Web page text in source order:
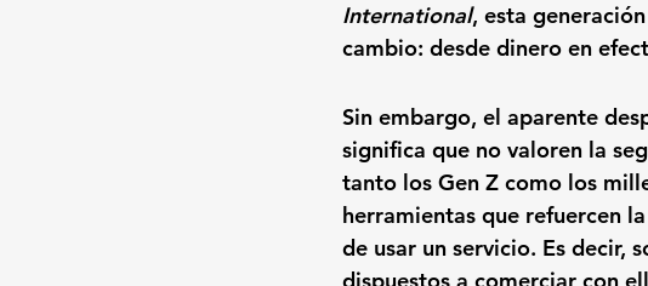
International, esta
cambio: desde dinero en
Sin embargo, el aparente
significa que no valoren la
tanto los Gen Z como los
herramientas que refuercen
de usar un servicio. Es decir,